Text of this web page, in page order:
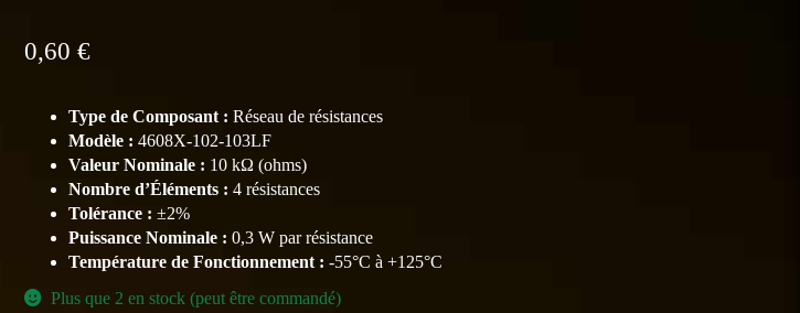
0,60 €
Type de Composant : Réseau de résistances
Modèle : 4608X-102-103LF
Valeur Nominale : 10 kΩ (ohms)
Nombre d’Éléments : 4 résistances
Tolérance : ±2%
Puissance Nominale : 0,3 W par résistance
Température de Fonctionnement : -55°C à +125°C
Plus que 2 en stock (peut être commandé)